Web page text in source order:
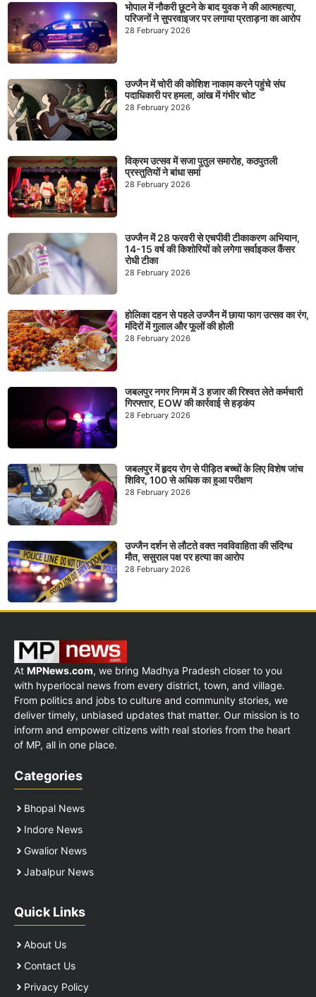
भोपाल में नौकरी छूटने के बाद युवक ने की आत्महत्या,
परिजनों ने सुपरवाइजर पर लगाया प्रताड़ना का आरोप
28 February 2026
उज्जैन में चोरी की कोशिश नाकाम करने पहुंचे संघ
पदाधिकारी पर हमला, आंख में गंभीर चोट
28 February 2026
विक्रम उत्सव में सजा पुतुल समारोह, कठपुतली
प्रस्तुतियों ने बांधा समां
28 February 2026
उज्जैन में 28 फरवरी से एचपीवी टीकाकरण अभियान,
14-15 वर्ष की किशोरियों को लगेगा सर्वाइकल कैंसर
रोधी टीका
28 February 2026
होलिका दहन से पहले उज्जैन में छाया फाग उत्सव का रंग,
मंदिरों में गुलाल और फूलों की होली
28 February 2026
जबलपुर नगर निगम में 3 हजार की रिश्वत लेते कर्मचारी
गिरफ्तार, EOW की कार्रवाई से हड़कंप
28 February 2026
जबलपुर में हृदय रोग से पीड़ित बच्चों के लिए विशेष जांच
शिविर, 100 से अधिक का हुआ परीक्षण
28 February 2026
उज्जैन दर्शन से लौटते वक्त नवविवाहिता की संदिग्ध
मौत, ससुराल पक्ष पर हत्या का आरोप
28 February 2026
At MPNews.com, we bring Madhya Pradesh closer to you
with hyperlocal news from every district, town, and village.
From politics and jobs to culture and community stories, we
deliver timely, unbiased updates that matter. Our mission is to
inform and empower citizens with real stories from the heart
of MP, all in one place.
Categories
Bhopal News
Indore News
Gwalior News
Jabalpur News
Quick Links
About Us
Contact Us
Privacy Policy